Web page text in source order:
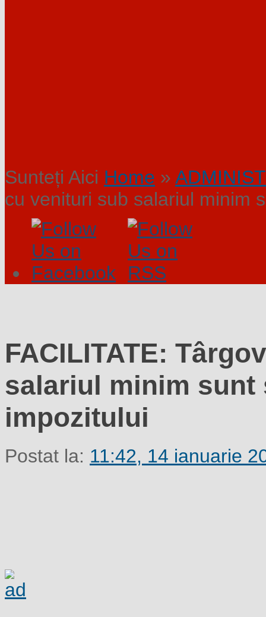
Sunteți Aici Home »
cu venituri sub salariul minim
FACILITATE:
salariul minim sunt
impozitului
Postat la: 11:42, 14 ianuarie